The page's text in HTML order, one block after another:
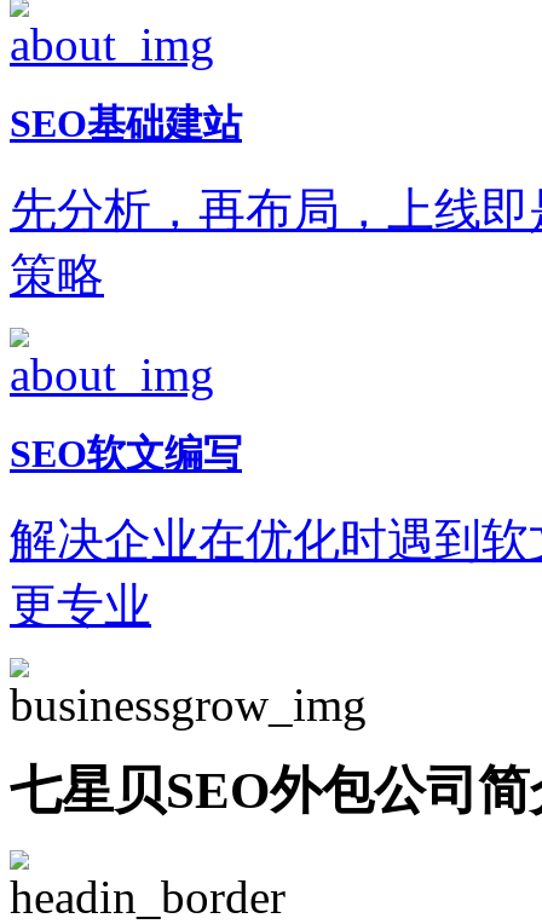
SEO基础建站
先分析，再布局，上线
策略
SEO软文编写
解决企业在优化时遇到
更专业
七星贝SEO外包公司简